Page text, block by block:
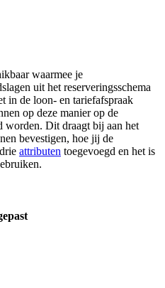
waarmee je
uit het reserveringsschema
in de loon- en tariefafspraak
op deze manier op de
worden. Dit draagt bij aan het
bevestigen, hoe jij de
attributen toegevoegd en het is